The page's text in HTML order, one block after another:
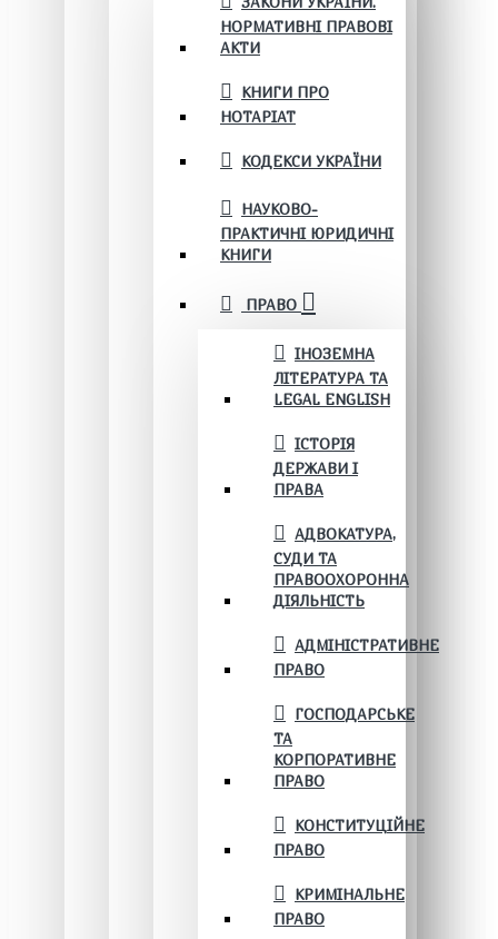
НОРМАТИВНІ ПРАВОВІ
АКТИ
КНИГИ ПРО
НОТАРІАТ
КОДЕКСИ УКРАЇНИ
НАУКОВО-
ПРАКТИЧНІ ЮРИДИЧНІ
КНИГИ
ПРАВО
ІНОЗЕМНА
ЛІТЕРАТУРА ТА
LEGAL ENGLISH
ІСТОРІЯ
ДЕРЖАВИ І
ПРАВА
АДВОКАТУРА,
СУДИ ТА
ПРАВООХОРОННА
ДІЯЛЬНІСТЬ
АДМІНІСТРАТИВНЕ
ПРАВО
ГОСПОДАРСЬКЕ
ТА
КОРПОРАТИВНЕ
ПРАВО
КОНСТИТУЦІЙНЕ
ПРАВО
КРИМІНАЛЬНЕ
ПРАВО